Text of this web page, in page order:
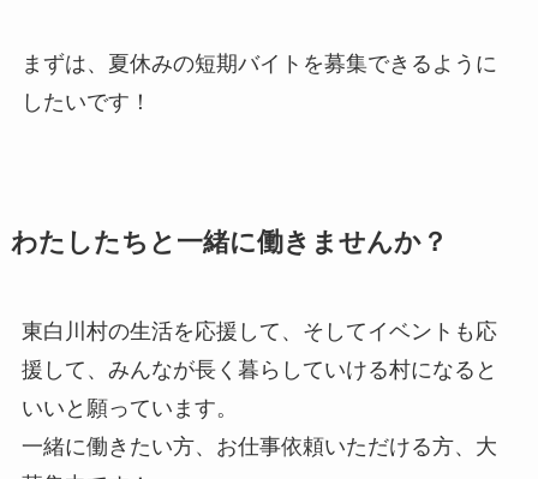
まずは、夏休みの短期バイトを募集できるように
したいです！
わたしたちと一緒に働きませんか？
東白川村の生活を応援して、そしてイベントも応
援して、みんなが長く暮らしていける村になると
いいと願っています。
一緒に働きたい方、お仕事依頼いただける方、大